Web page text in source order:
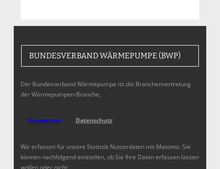
BUNDESVERBAND WÄRMEPUMPE (BWP)
Der Bundesverband Wärmepumpe ist die Branchenvertretung
der Wärmepumpen-Branche,
Impressum Datenschutz
Wir erfassen für unsere Statistik Nutzerdaten mit Matomo. Sie
können nachfolgend einstellen, ob Sie Ihre Daten erfassen lassen
wollen oder nicht: